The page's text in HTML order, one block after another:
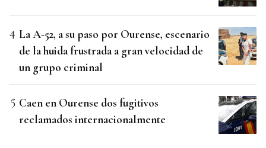
La A-52, a su paso por Ourense, escenario
de la huida frustrada a gran velocidad de
un grupo criminal
Caen en Ourense dos fugitivos
reclamados internacionalmente